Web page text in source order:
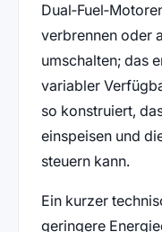
verbrennen oder
umschalten; das
variabler
so konstruiert,
einspeisen und
steuern kann.
Ein kurzer
geringere